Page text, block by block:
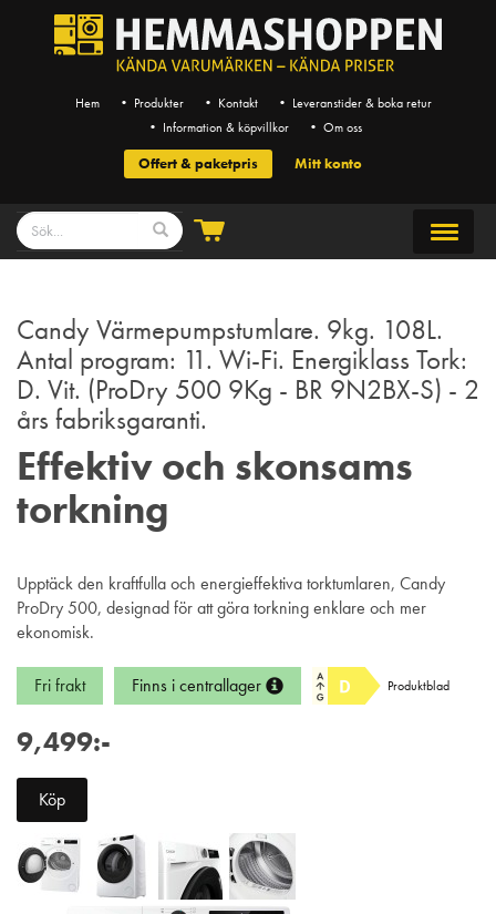
Hem • Produkter • Kontakt
• Leveranstider & boka retur
• Information & köpvillkor
• Om oss
Offert & paketpris Mitt konto
Candy Värmepumpstumlare. 9kg. 108L.
Antal program: 11. Wi-Fi. Energiklass Tork:
D. Vit. (ProDry 500 9Kg - BR 9N2BX-S) - 2
års fabriksgaranti.
Effektiv och skonsams
torkning
Upptäck den kraftfulla och energieffektiva torktumlaren, Candy
ProDry 500, designad för att göra torkning enklare och mer
ekonomisk.
Fri frakt Finns i centrallager Produktblad
9,499:-
Köp